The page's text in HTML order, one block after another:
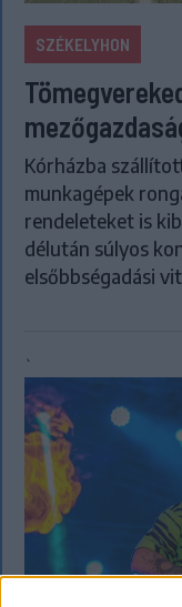
SZÉKELYHON
Kórházba
munkagépek
rendeleteket is
délután súlyos
elsőbbségadási
`